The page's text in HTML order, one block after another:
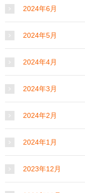
2024年6月
2024年5月
2024年4月
2024年3月
2024年2月
2024年1月
2023年12月